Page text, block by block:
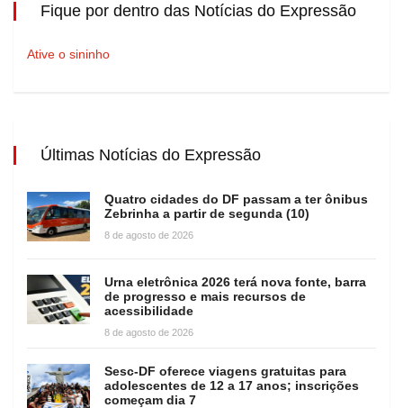
Fique por dentro das Notícias do Expressão
Ative o sininho
Últimas Notícias do Expressão
Quatro cidades do DF passam a ter ônibus
Zebrinha a partir de segunda (10)
8 de agosto de 2026
Urna eletrônica 2026 terá nova fonte, barra
de progresso e mais recursos de
acessibilidade
8 de agosto de 2026
Sesc-DF oferece viagens gratuitas para
adolescentes de 12 a 17 anos; inscrições
começam dia 7